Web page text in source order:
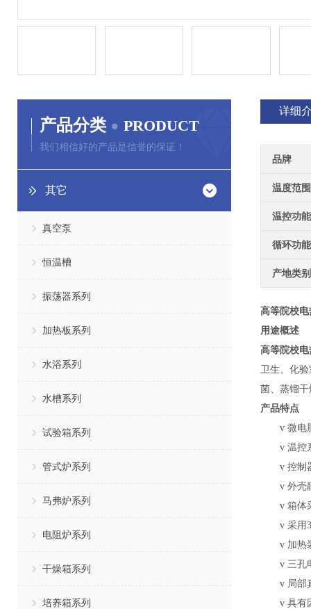
产品分类 PRODUCT
我们相信好的产品是信誉的保证！
其它
真空泵
恒温槽
振荡器系列
加热板系列
水浴系列
水槽系列
试验箱系列
管式炉系列
马弗炉系列
电阻炉系列
干燥箱系列
培养箱系列
详细
品牌
温度范围
温控功能
循环功能
产地类别
高等院校
用途概述
高等院校
卫生、化
菌、蒸镏
产品特点
v 微电
v 温控
v 控制
v 外壳
v 箱体
v 采用
v 加热
v 三孔
v 局部
v 具有